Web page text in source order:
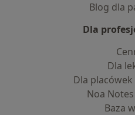
Blog dla
Dla
Dla
Dla
Noa Notes
Baza